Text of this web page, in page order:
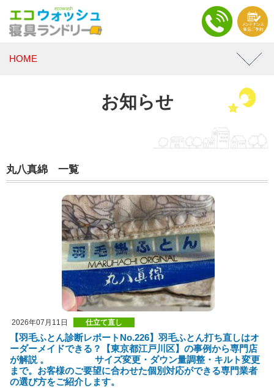
HOME
お知らせ
丸八真綿 一覧
2026年07月11日 仕立て直し
【羽毛ふとん診断レポートNo.226】羽毛ふとん打ち直しはオ
ーダーメイドできる？【東京都江戸川区】の事例から専門店
が解説 。 サイズ変更・ダウン量調整・キルト変更
まで。お客様のご要望に合わせた個別対応ができる専門業者
の選び方をご紹介します。